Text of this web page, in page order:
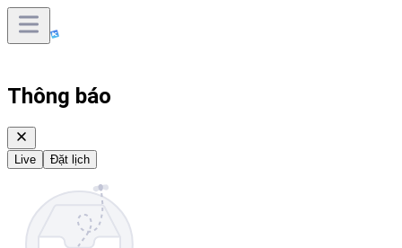
Thông báo
Live Đặt lịch